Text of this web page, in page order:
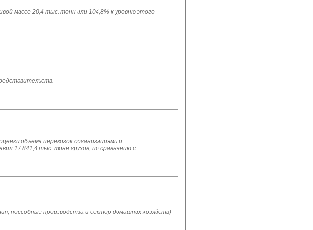
массе 20,4 тыс. тонн или 104,8% к уровню этого
объема перевозок организациями и
17 841,4 тыс. тонн грузов, по сравнению с
подсобные производства и сектор домашних хозяйств)